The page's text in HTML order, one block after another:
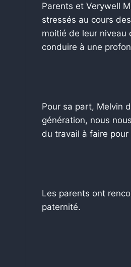
Parents et Verywell
stressés au cours
moitié de leur niveau
conduire à une
Pour sa part, Melvin
génération, nous
du travail à faire
Les parents ont
paternité.